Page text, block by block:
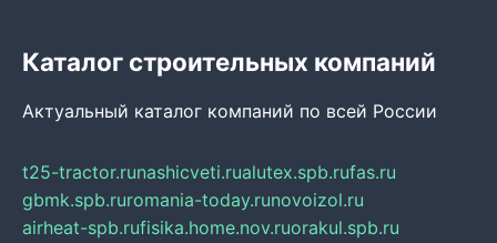
Каталог строительных компаний
Актуальный каталог компаний по всей России
t25-tractor.runashicveti.rualutex.spb.rufas.ru
gbmk.spb.ruromania-today.runovoizol.ru
airheat-spb.rufisika.home.nov.ruorakul.spb.ru